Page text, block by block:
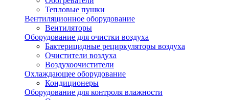
Тепловые пушки
Вентиляционное оборудование
Вентиляторы
Оборудование для очистки воздуха
Бактерицидные рециркуляторы воздуха
Очистители воздуха
Воздухоочистители
Охлаждающее оборудование
Кондиционеры
Оборудование для контроля влажности